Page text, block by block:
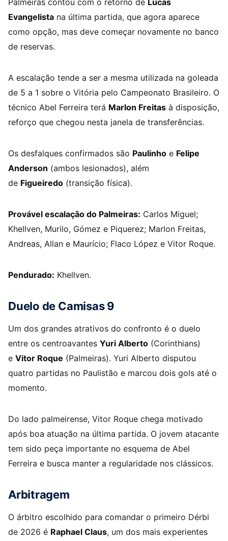
Palmeiras contou com o retorno de Lucas
Evangelista na última partida, que agora aparece
como opção, mas deve começar novamente no banco
de reservas.
A escalação tende a ser a mesma utilizada na goleada
de 5 a 1 sobre o Vitória pelo Campeonato Brasileiro. O
técnico Abel Ferreira terá Marlon Freitas à disposição,
reforço que chegou nesta janela de transferências.
Os desfalques confirmados são Paulinho e Felipe
Anderson (ambos lesionados), além
de Figueiredo (transição física).
Provável escalação do Palmeiras: Carlos Miguel;
Khellven, Murilo, Gómez e Piquerez; Marlon Freitas,
Andreas, Allan e Maurício; Flaco López e Vitor Roque.
Pendurado: Khellven.
Duelo de Camisas 9
Um dos grandes atrativos do confronto é o duelo
entre os centroavantes Yuri Alberto (Corinthians)
e Vitor Roque (Palmeiras). Yuri Alberto disputou
quatro partidas no Paulistão e marcou dois gols até o
momento.
Do lado palmeirense, Vitor Roque chega motivado
após boa atuação na última partida. O jovem atacante
tem sido peça importante no esquema de Abel
Ferreira e busca manter a regularidade nos clássicos.
Arbitragem
O árbitro escolhido para comandar o primeiro Dérbi
de 2026 é Raphael Claus, um dos mais experientes